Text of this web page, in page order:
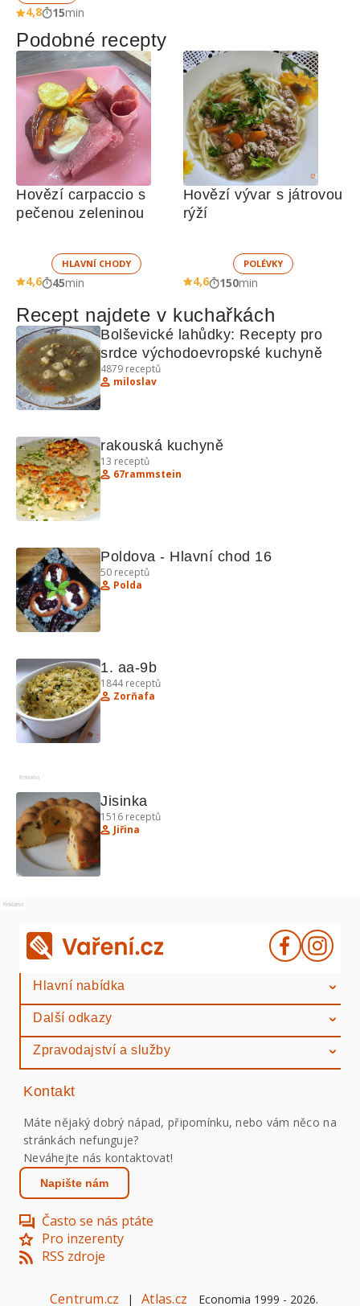
4,8 15min
Podobné recepty
Hovězí carpaccio s
pečenou zeleninou
HLAVNÍ CHODY
4,6 45min
Hovězí vývar s játrovou
rýží
POLÉVKY
4,6 150min
Recept najdete v kuchařkách
Bolševické lahůdky: Recepty pro
srdce východoevropské kuchyně
4879 receptů
miloslav
rakouská kuchyně
13 receptů
67rammstein
Poldova - Hlavní chod 16
50 receptů
Polda
1. aa-9b
1844receptů
Zorňafa
Reklama
Jisinka
1516 receptů
Jiřina
Reklama
Hlavní nabídka
Další odkazy
Zpravodajství a služby
Kontakt
Máte nějaký dobrý nápad, připomínku, nebo vám něco na
stránkách nefunguje?
Neváhejte nás kontaktovat!
Napište nám
Často se nás ptáte
Pro inzerenty
RSS zdroje
Centrum.cz | Atlas.cz Economia 1999 - 2026.